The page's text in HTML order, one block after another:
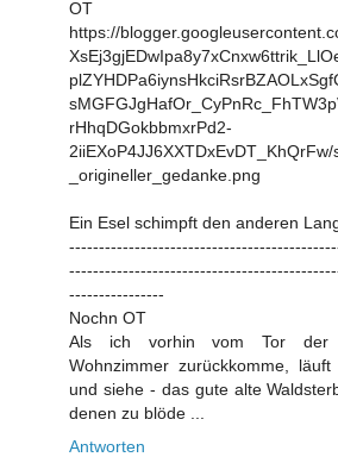
OT
https://
rHhqDGokbbmxrPd2-
_origineller_gedanke.png
Ein Esel schimpft den anderen
----------------
Nochn OT
Als ich vorhin vom Tor der
Wohnzimmer zurückkomme, läuft
und siehe - das gute alte
denen zu blöde ...
Antworten